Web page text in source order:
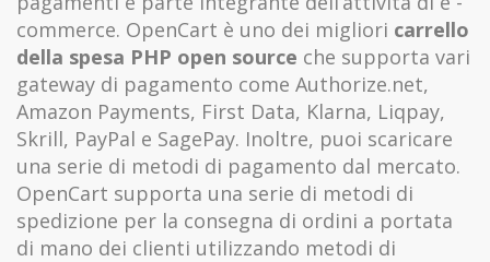
commerce. OpenCart è uno dei migliori carrello
della spesa PHP open source che supporta vari
gateway di pagamento come Authorize.net,
Amazon Payments, First Data, Klarna, Liqpay,
Skrill, PayPal e SagePay. Inoltre, puoi scaricare
una serie di metodi di pagamento dal mercato.
OpenCart supporta una serie di metodi di
spedizione per la consegna di ordini a portata
di mano dei clienti utilizzando metodi di